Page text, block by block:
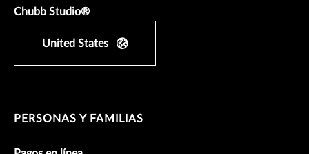
Chubb Studio®
United States
PERSONAS Y FAMILIAS